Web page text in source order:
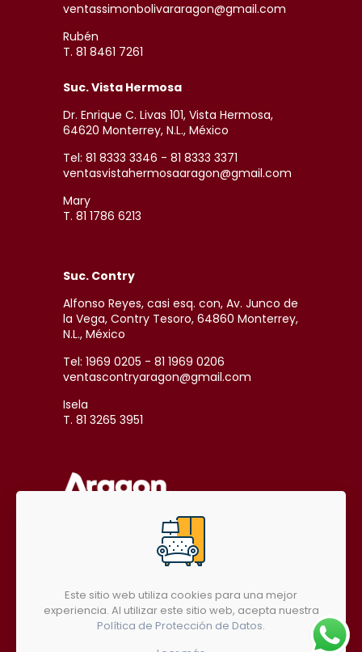
ventassimonbolivararagon@gmail.com
Rubén
T. 81 8461 7261
Suc. Vista Hermosa
Dr. Enrique C. Livas 101, Vista Hermosa,
64620 Monterrey, N.L., México
Tel: 81 8333 3346 - 81 8333 3371
ventasvistahermosaaragon@gmail.com
Mary
T. 81 1786 6213
Suc. Contry
Alfonso Reyes, casi esq. con, Av. Junco de
la Vega, Contry Tesoro, 64860 Monterrey,
N.L., México
Tel: 1969 0205 - 81 1969 0206
ventascontryaragon@gmail.com
Isela
T. 81 3265 3951
SÍGUENOS EN REDES SOCIALES
Este sitio web utiliza cookies para una mejor
experiencia. Al utilizar este sitio web, acepta nuestra
Política de Protección de Datos.